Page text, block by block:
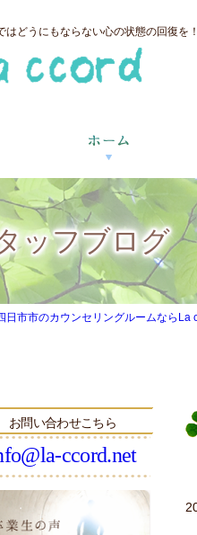
はどうにもならない心の状態の回復を
ッフブログ
日市市のカウンセリングルームなら
お問い合わせこちら
ccord.net